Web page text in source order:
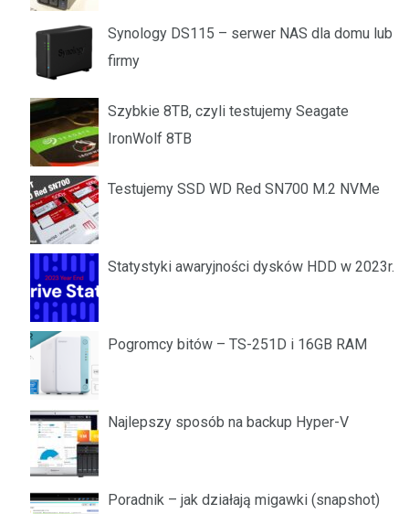
Synology DS115 – serwer NAS dla domu lub
firmy
Szybkie 8TB, czyli testujemy Seagate
IronWolf 8TB
Testujemy SSD WD Red SN700 M.2 NVMe
Statystyki awaryjności dysków HDD w 2023r.
Pogromcy bitów – TS-251D i 16GB RAM
Najlepszy sposób na backup Hyper-V
Poradnik – jak działają migawki (snapshot)